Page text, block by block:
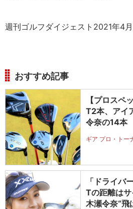
週刊ゴルフダイジェスト2021年4
おすすめ記事
【プロスペ
T2本、アイ
令奈の14本
ギア プロ・トー
「ドライバ
Tの距離は
木瀬令奈“飛